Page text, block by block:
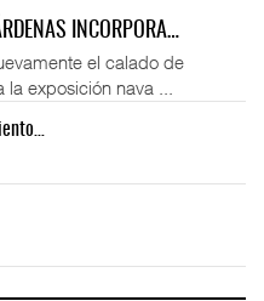
INCORPORA…
el calado de
exposición nava ...